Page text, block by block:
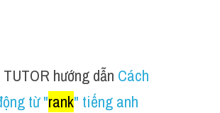
hướng dẫn Cách
từ "rank" tiếng anh